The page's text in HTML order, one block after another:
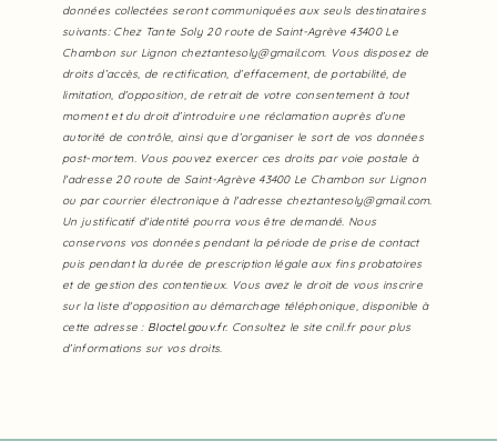
données collectées seront communiquées aux seuls destinataires
suivants: Chez Tante Soly 20 route de Saint-Agrève 43400 Le
Chambon sur Lignon cheztantesoly@gmail.com. Vous disposez de
droits d’accès, de rectification, d’effacement, de portabilité, de
limitation, d’opposition, de retrait de votre consentement à tout
moment et du droit d’introduire une réclamation auprès d’une
autorité de contrôle, ainsi que d’organiser le sort de vos données
post-mortem. Vous pouvez exercer ces droits par voie postale à
l'adresse 20 route de Saint-Agrève 43400 Le Chambon sur Lignon
ou par courrier électronique à l'adresse cheztantesoly@gmail.com.
Un justificatif d'identité pourra vous être demandé. Nous
conservons vos données pendant la période de prise de contact
puis pendant la durée de prescription légale aux fins probatoires
et de gestion des contentieux. Vous avez le droit de vous inscrire
sur la liste d'opposition au démarchage téléphonique, disponible à
cette adresse : Bloctel.gouv.fr. Consultez le site cnil.fr pour plus
d’informations sur vos droits.